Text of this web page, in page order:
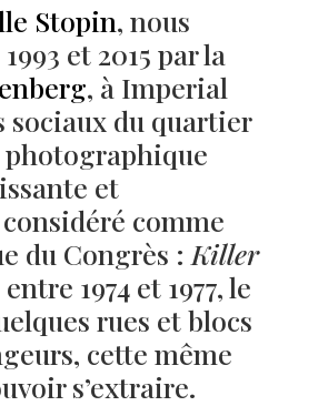
Stopin, nous
et 2015 par la
, à Imperial
sociaux du quartier
photographique
et
comme
du Congrès : Killer
1974 et 1977, le
rues et blocs
cette même
s’extraire.